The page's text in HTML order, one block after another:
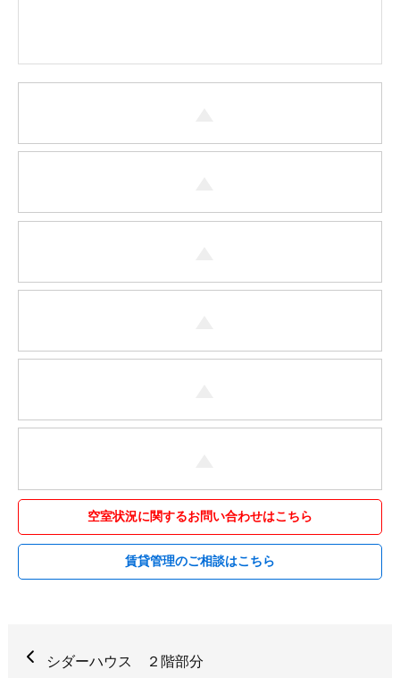
空室状況に関するお問い合わせはこちら
賃貸管理のご相談はこちら
シダーハウス ２階部分